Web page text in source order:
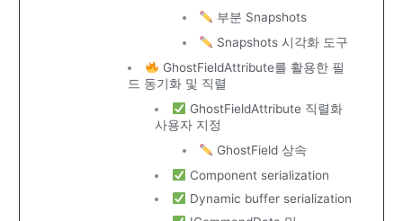
부분 Snapshots
Snapshots 시각화 도구
GhostFieldAttribute를 활용한 필
드 동기화 및 직렬
GhostFieldAttribute 직렬화
사용자 지정
GhostField 상속
Component serialization
Dynamic buffer serialization